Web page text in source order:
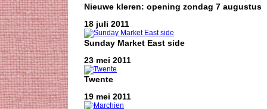
Nieuwe kleren: opening zondag 7 augustus
18 juli 2011
Sunday Market East side
23 mei 2011
Twente
19 mei 2011